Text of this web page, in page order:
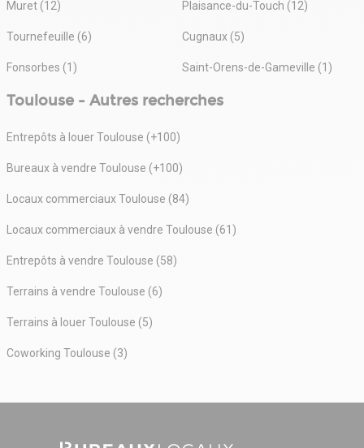
Muret (12) Plaisance-du-Touch (12)
Tournefeuille (6) Cugnaux (5)
Fonsorbes (1) Saint-Orens-de-Gameville (1)
Toulouse - Autres recherches
Entrepôts à louer Toulouse (+100)
Bureaux à vendre Toulouse (+100)
Locaux commerciaux Toulouse (84)
Locaux commerciaux à vendre Toulouse (61)
Entrepôts à vendre Toulouse (58)
Terrains à vendre Toulouse (6)
Terrains à louer Toulouse (5)
Coworking Toulouse (3)